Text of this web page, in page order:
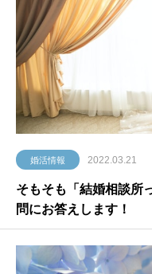
婚活情報 2022.03.21
そもそも「結婚相談所
問にお答えします！